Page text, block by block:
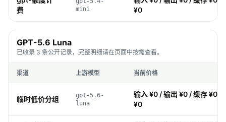
费
mini
¥0
GPT-5.6 Luna
已收录 3 条公开记录，完整明细请在页面中按需查看。
渠道 上游模型 当前价格
临时低价分组
gpt-5.6-
luna
输入 ¥0 / 输出 ¥0 / 缓存 ¥0 /
¥0